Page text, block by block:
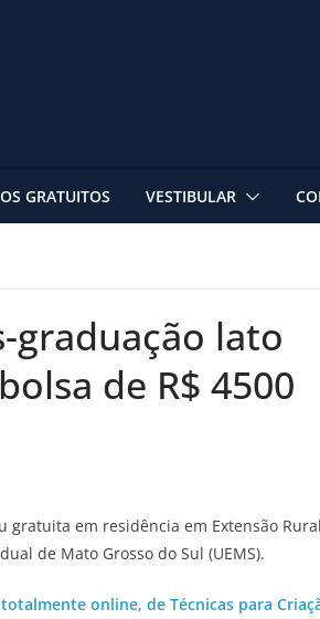
GRATUITOS VESTIBULAR
graduação lato
de R$ 4500
gratuita em residência em Extensão
de Mato Grosso do Sul (UEMS).
online, de Técnicas para